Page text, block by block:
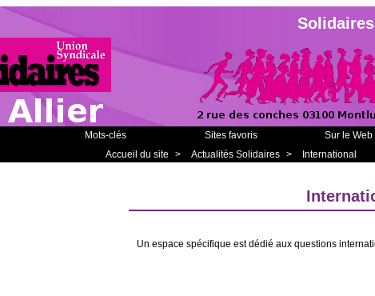
Mots-clés Sites favoris
Sur le Web
Accueil du site > Actualités Solidaires > International
Un espace spécifique est dédié aux questions